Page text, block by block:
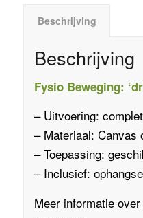
Beschrijving
Beschrijving
Fysio Beweging:
– Uitvoering:
– Materiaal: Canvas
– Toepassing:
– Inclusief:
Meer informatie